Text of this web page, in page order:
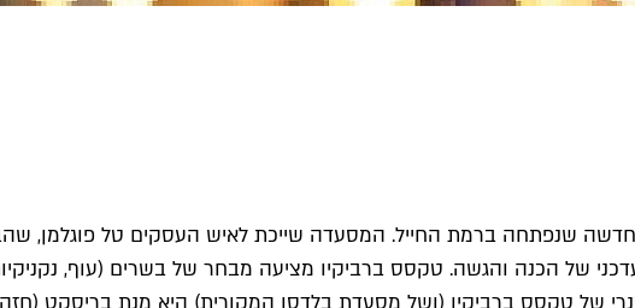
שנפתחה ברמת החייל. המסעדה שייכת לאיש העסקים טל פוגלמן,